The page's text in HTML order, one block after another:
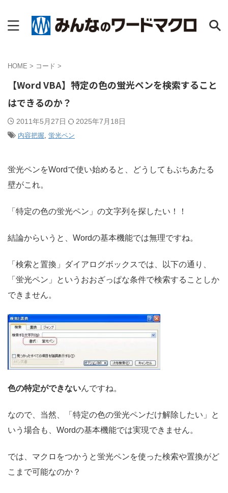
HOME > コード >
【Word VBA】特定の色の蛍光ペンを検索すること
はできるのか？
2011年5月27日 2025年7月18日
内容把握, 蛍光ペン
蛍光ペンをWordで使い始めると、どうしてもぶちあたる
壁がこれ。
「特定の色の蛍光ペン」の文字列を探したい！！
結論からいうと、Wordの基本機能では無理ですね。
「検索と置換」ダイアログボックスでは、以下の通り、
「蛍光ペン」というおおざっぱな条件で検索することしか
できません。
色の特定ができないんですね。
なので、当然、「特定の色の蛍光ペンだけ解除したい」と
いう場合も、Wordの基本機能では実現できません。
では、マクロをつかうと蛍光ペンを使った検索や置換がど
こまで可能なのか？